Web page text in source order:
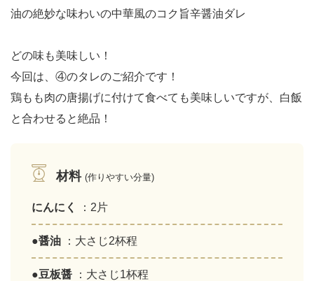
油の絶妙な味わいの中華風のコク旨辛醤油ダレ
どの味も美味しい！
今回は、④のタレのご紹介です！
鶏もも肉の唐揚げに付けて食べても美味しいですが、白飯
と合わせると絶品！
材料 (作りやすい分量)
にんにく ：2片
●醤油 ：大さじ2杯程
●豆板醤 ：大さじ1杯程